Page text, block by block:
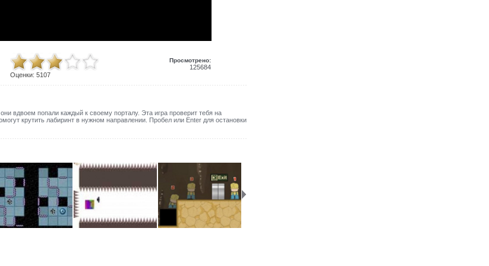
Оценки: 5107
Просмотрено:
125684
вдвоем попали каждый к своему порталу. Эта игра проверит тебя на
крутить лабиринт в нужном направлении. Пробел или Enter для остановки